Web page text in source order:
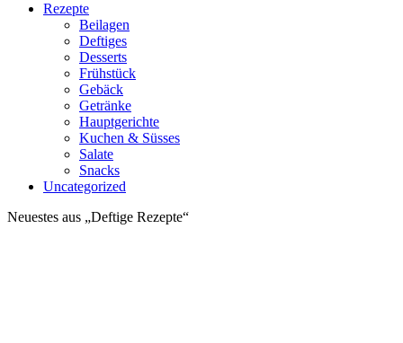
Rezepte
Beilagen
Deftiges
Desserts
Frühstück
Gebäck
Getränke
Hauptgerichte
Kuchen & Süsses
Salate
Snacks
Uncategorized
Neuestes aus „Deftige Rezepte“